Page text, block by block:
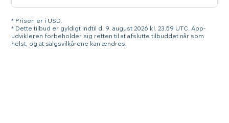
* Prisen er i USD.
* Dette tilbud er gyldigt indtil d. 9. august 2026 kl. 23.59 UTC. App-
udvikleren forbeholder sig retten til at afslutte tilbuddet når som
helst, og at salgsvilkårene kan ændres.